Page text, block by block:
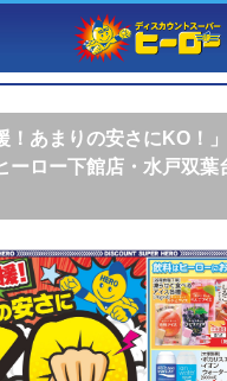
！あまりの安さにKO！
ーロー下館店・水戸双葉